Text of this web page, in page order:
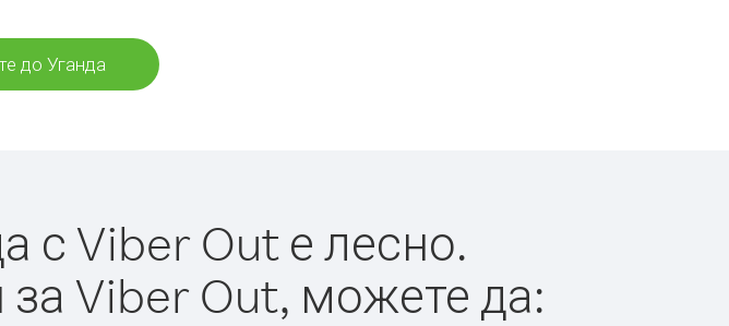
до Уганда
с Viber Out е лесно.
Viber Out, можете да: